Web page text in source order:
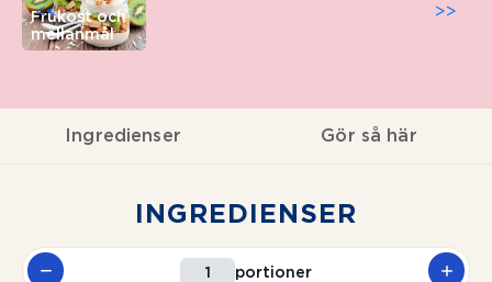
Frukost och
mellanmål
>>
<<
Ingredienser Gör så här
INGREDIENSER
portioner